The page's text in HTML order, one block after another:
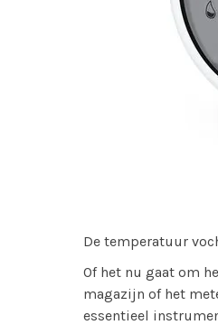
De temperatuur
Of het nu gaat om
magazijn of het
essentieel